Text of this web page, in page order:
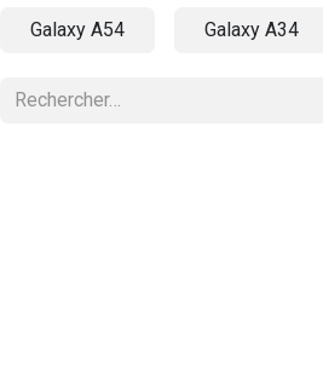
Galaxy A54 Galaxy A34